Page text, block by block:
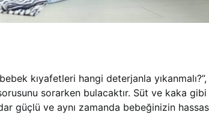
kıyafetleri hangi deterjanla yıkanmalı?”,
sorarken bulacaktır. Süt ve kaka gibi
güçlü ve aynı zamanda bebeğinizin hassas